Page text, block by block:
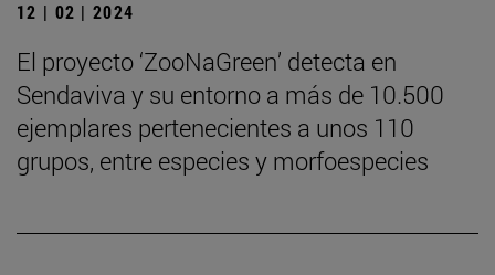
12 | 02 | 2024
El proyecto ‘ZooNaGreen’ detecta en
Sendaviva y su entorno a más de 10.500
ejemplares pertenecientes a unos 110
grupos, entre especies y morfoespecies